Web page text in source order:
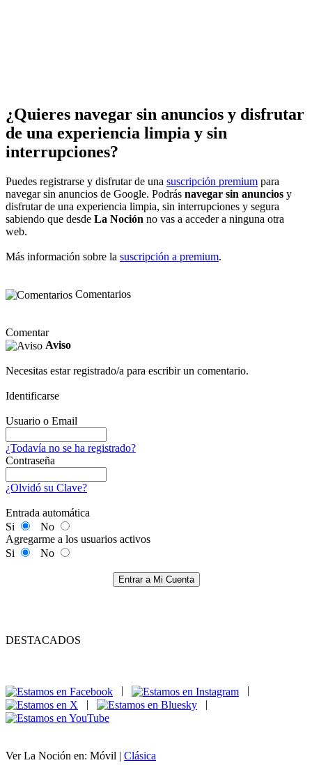
¿Quieres navegar sin anuncios y disfrutar
de una experiencia limpia y sin
interrupciones?
Puedes registrarse y disfrutar de una suscripción premium para
navegar sin anuncios de Google. Podrás navegar sin anuncios y
disfrutar de una experiencia limpia, sin interrupciones y segura
sabiendo que desde La Noción no vas a acceder a ninguna otra
web.
Más información sobre la suscripción a premium.
Comentarios
Comentar
Aviso
Necesitas estar registrado/a para escribir un comentario.
Identificarse
Usuario o Email
¿Todavía no se ha registrado?
Contraseña
¿Olvidó su Clave?
Entrada automática
Si
No
Agregarme a los usuarios activos
Si
No
Entrar a Mi Cuenta
DESTACADOS
|
|
Ver La Noción en: Móvil | Clásica